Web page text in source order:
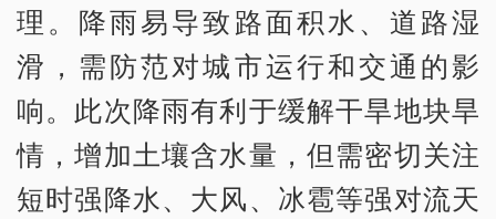
理。降雨易导致路面积水、道路湿
滑，需防范对城市运行和交通的影
响。此次降雨有利于缓解干旱地块旱
情，增加土壤含水量，但需密切关注
短时强降水、大风、冰雹等强对流天